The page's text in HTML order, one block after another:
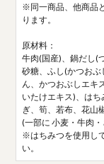
※同一商品、他商品
ります。
原材料：
牛肉(国産)、鍋だし(
砂糖、ふし(かつお
ん、かつおぶしエキ
いたけエキス)、は
ぎ、筍、若布、花山
(一部に 小麦・牛肉
※はちみつを使用し
い。